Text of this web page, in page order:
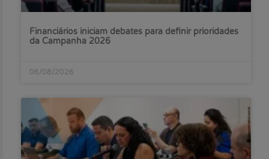
Financiários iniciam debates para definir prioridades
da Campanha 2026
06/08/2026